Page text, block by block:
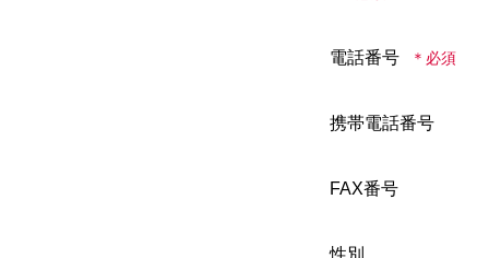
電話番号
携帯電話番号
FAX番号
性別